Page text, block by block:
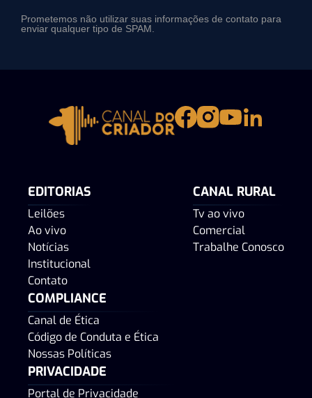
Prometemos não utilizar suas informações de contato para
enviar qualquer tipo de SPAM.
EDITORIAS
Leilões
Ao vivo
Notícias
Institucional
Contato
CANAL RURAL
Tv ao vivo
Comercial
Trabalhe Conosco
COMPLIANCE
Canal de Ética
Código de Conduta e Ética
Nossas Políticas
PRIVACIDADE
Portal de Privacidade